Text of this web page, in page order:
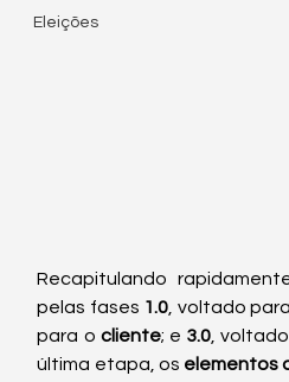
Eleições
Recapitulando
pelas fases 1.0 , voltado
para o cliente; e 3.0,
última etapa, os elementos